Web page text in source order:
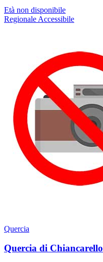
Età non disponibile
Regionale Accessibile
Quercia
Quercia di Chiancarello